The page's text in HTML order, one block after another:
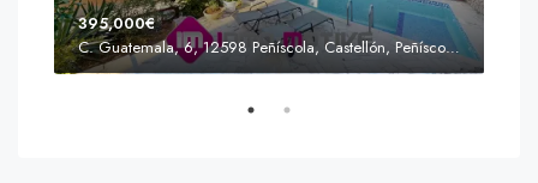
395,000€
C. Guatemala, 6, 12598 Peñíscola, Castellón, Peñíscola, Communauté valencienne